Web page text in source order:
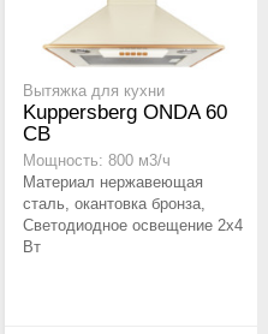
Вытяжка для кухни
Kuppersberg ONDA 60
CB
Мощность: 800 м3/ч
Материал нержавеющая
сталь, окантовка бронза,
Светодиодное освещение 2х4
Вт